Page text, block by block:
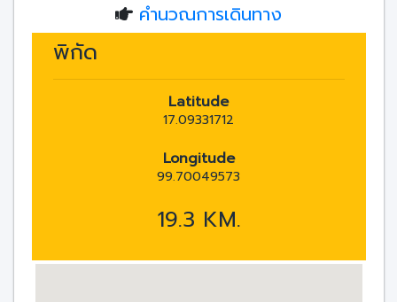
คำนวณการเดินทาง
พิกัด
Latitude
17.09331712
Longitude
99.70049573
19.3 KM.